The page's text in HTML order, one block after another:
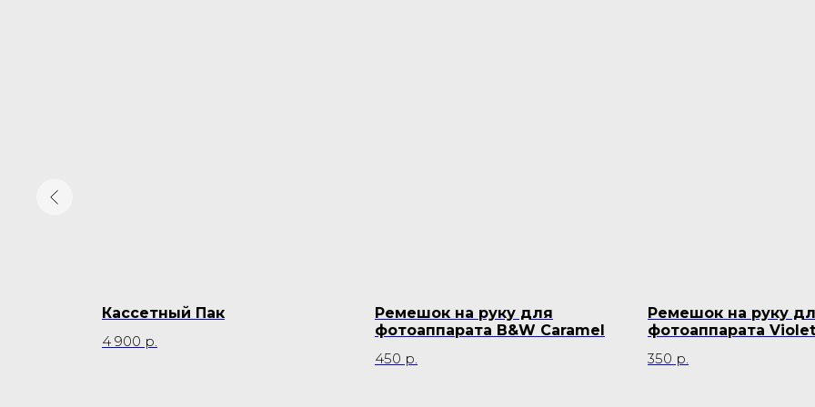
Кассетный Пак
4 900 р.
Ремешок на руку для
фотоаппарата B&W Caramel
450 р.
Ремешок на руку
фотоаппарата Violet
350 р.